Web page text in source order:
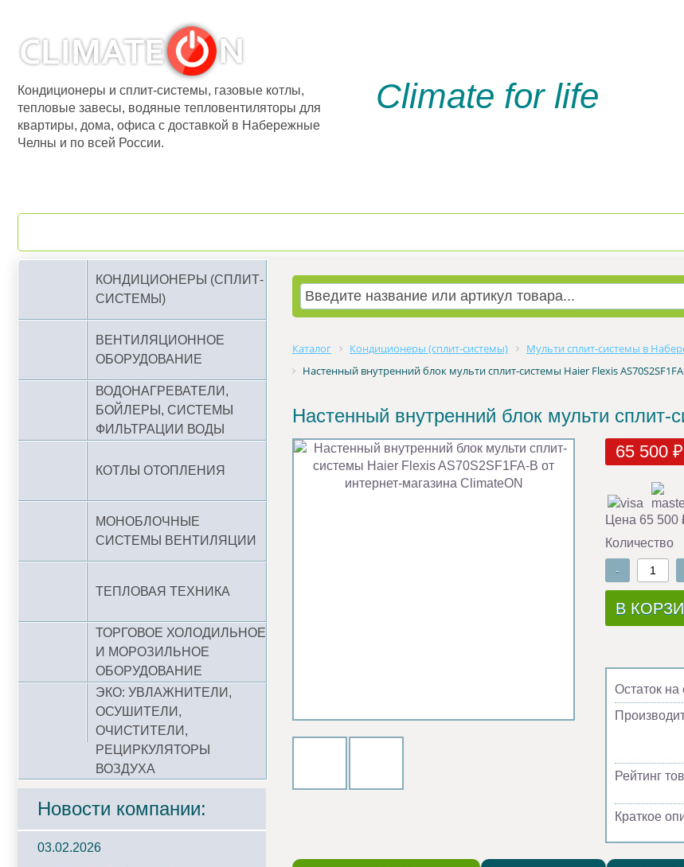
Кондиционеры и сплит-системы, газовые котлы,
тепловые завесы, водяные тепловентиляторы для
квартиры, дома, офиса с доставкой в Набережные
Челны и по всей России.
Climate for life
КОНДИЦИОНЕРЫ (СПЛИТ-
СИСТЕМЫ)
ВЕНТИЛЯЦИОННОЕ
ОБОРУДОВАНИЕ
ВОДОНАГРЕВАТЕЛИ,
БОЙЛЕРЫ, СИСТЕМЫ
ФИЛЬТРАЦИИ ВОДЫ
КОТЛЫ ОТОПЛЕНИЯ
МОНОБЛОЧНЫЕ
СИСТЕМЫ ВЕНТИЛЯЦИИ
ТЕПЛОВАЯ ТЕХНИКА
ТОРГОВОЕ ХОЛОДИЛЬНОЕ
И МОРОЗИЛЬНОЕ
ОБОРУДОВАНИЕ
ЭКО: УВЛАЖНИТЕЛИ,
ОСУШИТЕЛИ,
ОЧИСТИТЕЛИ,
РЕЦИРКУЛЯТОРЫ
ВОЗДУХА
Новости компании:
03.02.2026
Каталог Кондиционеры (сплит-системы)
Мульти сплит-системы в
Настенный внутренний блок мульти сплит-системы Haier Flexis
Настенный внутренний блок мульти
65 500 ₽
Цена 65 500
Количество
-
В
Остаток на
Рейтинг
Краткое